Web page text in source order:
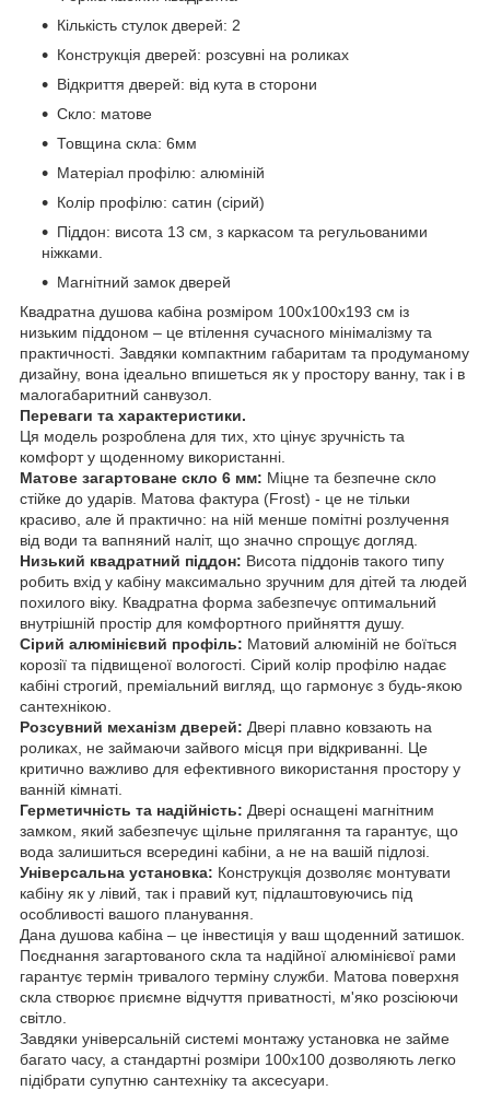
Кількість стулок дверей: 2
Конструкція дверей: розсувні на роликах
Відкриття дверей: від кута в сторони
Скло: матове
Товщина скла: 6мм
Матеріал профілю: алюміній
Колір профілю: сатин (сірий)
Піддон: висота 13 см, з каркасом та регульованими
ніжками.
Магнітний замок дверей
Квадратна душова кабіна розміром 100х100х193 см із
низьким піддоном – це втілення сучасного мінімалізму та
практичності. Завдяки компактним габаритам та продуманому
дизайну, вона ідеально впишеться як у простору ванну, так і в
малогабаритний санвузол.
Переваги та характеристики.
Ця модель розроблена для тих, хто цінує зручність та
комфорт у щоденному використанні.
Матове загартоване скло 6 мм: Міцне та безпечне скло
стійке до ударів. Матова фактура (Frost) - це не тільки
красиво, але й практично: на ній менше помітні розлучення
від води та вапняний наліт, що значно спрощує догляд.
Низький квадратний піддон: Висота піддонів такого типу
робить вхід у кабіну максимально зручним для дітей та людей
похилого віку. Квадратна форма забезпечує оптимальний
внутрішній простір для комфортного прийняття душу.
Сірий алюмінієвий профіль: Матовий алюміній не боїться
корозії та підвищеної вологості. Сірий колір профілю надає
кабіні строгий, преміальний вигляд, що гармонує з будь-якою
сантехнікою.
Розсувний механізм дверей: Двері плавно ковзають на
роликах, не займаючи зайвого місця при відкриванні. Це
критично важливо для ефективного використання простору у
ванній кімнаті.
Герметичність та надійність: Двері оснащені магнітним
замком, який забезпечує щільне прилягання та гарантує, що
вода залишиться всередині кабіни, а не на вашій підлозі.
Універсальна установка: Конструкція дозволяє монтувати
кабіну як у лівий, так і правий кут, підлаштовуючись під
особливості вашого планування.
Дана душова кабіна – це інвестиція у ваш щоденний затишок.
Поєднання загартованого скла та надійної алюмінієвої рами
гарантує термін тривалого терміну служби. Матова поверхня
скла створює приємне відчуття приватності, м'яко розсіюючи
світло.
Завдяки універсальній системі монтажу установка не займе
багато часу, а стандартні розміри 100х100 дозволяють легко
підібрати супутню сантехніку та аксесуари.